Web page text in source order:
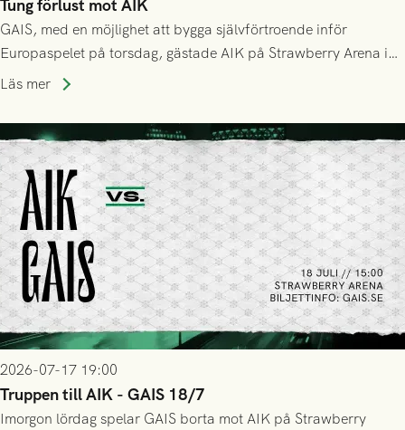
Tung förlust mot AIK
GAIS, med en möjlighet att bygga självförtroende inför
Europaspelet på torsdag, gästade AIK på Strawberry Arena i
Stockholm . Men trots konstant hotande i första halvlek av
lyckades få in 2-0.
Läs mer
2026-07-17 19:00
Truppen till AIK - GAIS 18/7
Imorgon lördag spelar GAIS borta mot AIK på Strawberry